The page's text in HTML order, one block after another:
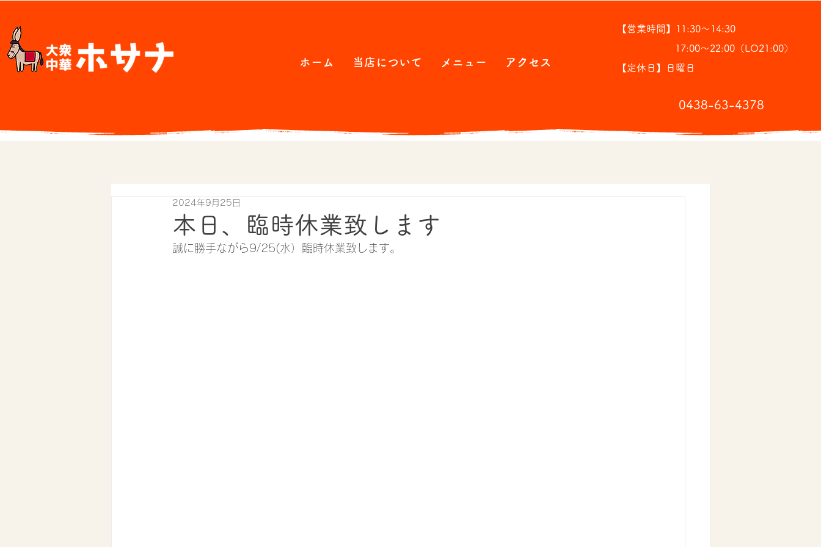
【営業時間】11:30～14:30
17:00～22:00（LO21:00）
【定休日】日曜日
​0438-63-4378
ホーム 当店について メニュー アクセス
本日、臨時休業致します
2024年9月25日
誠に勝手ながら9/25(水）臨時休業致します。